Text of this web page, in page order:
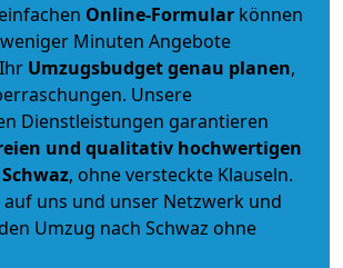
Online-Formular können
Minuten Angebote
Umzugsbudgetgenau planen,
Unsere
Dienstleistungen garantieren
und qualitativ hochwertigen
, ohne versteckte Klauseln.
auf uns und unser Netzwerk und
Umzug nach Schwaz ohne